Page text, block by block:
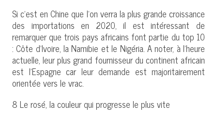
Si c’est en Chine que l’on verra la plus grande croissance
des importations en 2020, il est intéressant de
remarquer que trois pays africains font partie du top 10
: Côte d’Ivoire, la Namibie et le Nigéria. A noter, à l’heure
actuelle, leur plus grand fournisseur du continent africain
est l’Espagne car leur demande est majoritairement
orientée vers le vrac.
8 Le rosé, la couleur qui progresse le plus vite